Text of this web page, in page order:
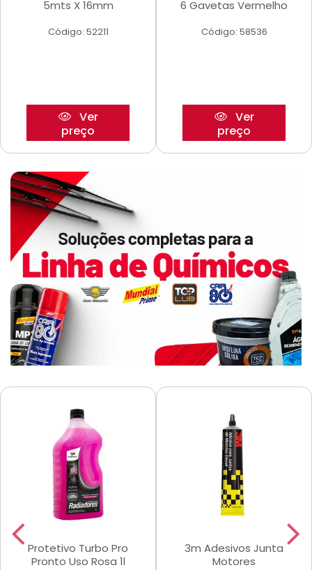
5mts X 16mm
Código: 52211
Ver
preço
6 Gavetas Vermelho
Código: 58536
Ver
preço
Protetivo Turbo Pro
Pronto Uso Rosa 1l
3m Adesivos Junta
Motores